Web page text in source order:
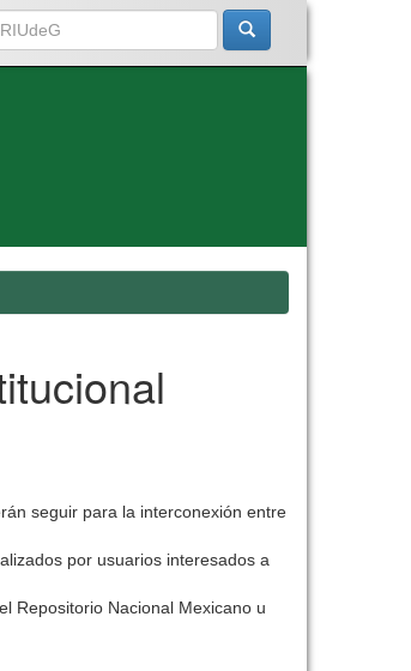
seguir para la interconexión entre
por usuarios interesados a
Repositorio Nacional Mexicano u